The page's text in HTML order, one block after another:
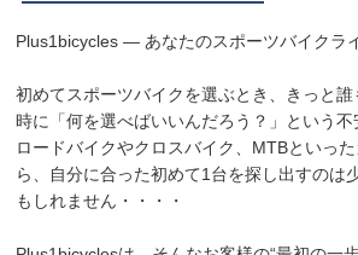
Plus1bicycles ― あなたのスポーツバイクラ
初めてスポーツバイクを選ぶとき、きっと
時に「何を選べばいいんだろう？」という不
ロードバイクやクロスバイク、MTBといっ
ら、自分に合った初めて1台を探し出すのは
もしれません・・・・